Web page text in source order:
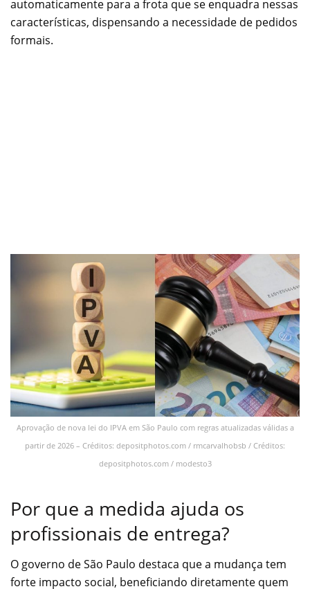
automaticamente para a frota que se enquadra nessas
características, dispensando a necessidade de pedidos
formais.
Aprovação de nova lei do IPVA em São Paulo com regras atualizadas válidas a
partir de 2026 – Créditos: depositphotos.com / rmcarvalhobsb / Créditos:
depositphotos.com / modesto3
Por que a medida ajuda os
profissionais de entrega?
O governo de São Paulo destaca que a mudança tem
forte impacto social, beneficiando diretamente quem